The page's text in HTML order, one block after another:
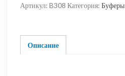
буфер
Полимераза
Артикул: B308 Категория: Буферы
Описание